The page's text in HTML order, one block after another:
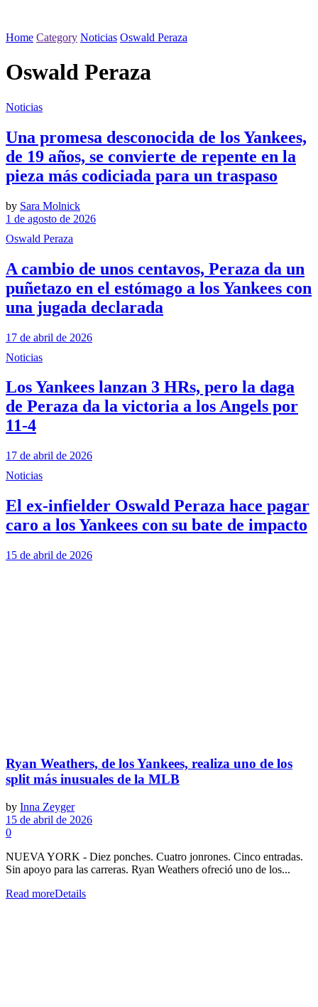
Home Category Noticias Oswald Peraza
Oswald Peraza
Noticias
Una promesa desconocida de los Yankees,
de 19 años, se convierte de repente en la
pieza más codiciada para un traspaso
by Sara Molnick
1 de agosto de 2026
Oswald Peraza
A cambio de unos centavos, Peraza da un
puñetazo en el estómago a los Yankees con
una jugada declarada
17 de abril de 2026
Noticias
Los Yankees lanzan 3 HRs, pero la daga
de Peraza da la victoria a los Angels por
11-4
17 de abril de 2026
Noticias
El ex-infielder Oswald Peraza hace pagar
caro a los Yankees con su bate de impacto
15 de abril de 2026
Ryan Weathers, de los Yankees, realiza uno de los
split más inusuales de la MLB
by Inna Zeyger
15 de abril de 2026
0
NUEVA YORK - Diez ponches. Cuatro jonrones. Cinco entradas.
Sin apoyo para las carreras. Ryan Weathers ofreció uno de los...
Read moreDetails